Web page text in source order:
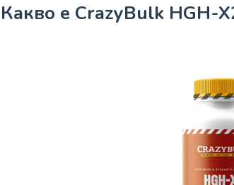
Какво е CrazyBulk HGH-